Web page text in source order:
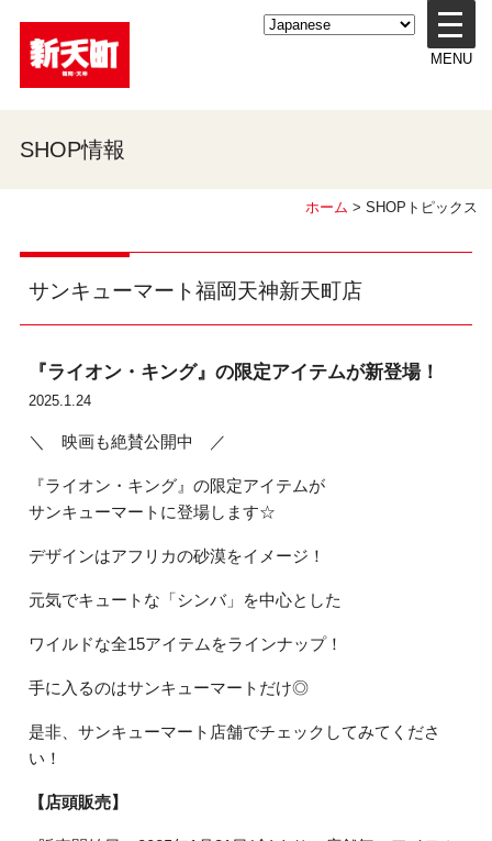
メ
ニ
ュ
MENU
SHOP情報
ホーム > SHOPトピックス
サンキューマート福岡天神新天町店
『ライオン・キング』の限定アイテムが新登場！
2025.1.24
＼ 映画も絶賛公開中 ／
『ライオン・キング』の限定アイテムが
サンキューマートに登場します☆
デザインはアフリカの砂漠をイメージ！
元気でキュートな「シンバ」を中心とした
ワイルドな全15アイテムをラインナップ！
手に入るのはサンキューマートだけ◎
是非、サンキューマート店舗でチェックしてみてくださ
い！
【店頭販売】